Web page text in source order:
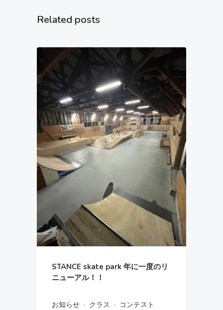
Related posts
STANCE skate park 年に一度のリ
ニューアル！！
お知らせ · クラス · コンテスト